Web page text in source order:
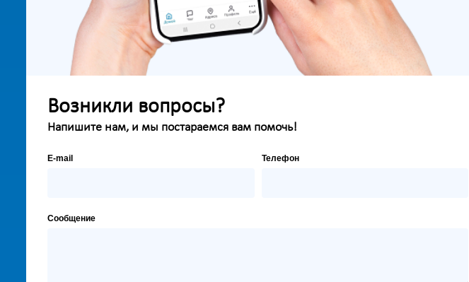
Возникли вопросы?
Напишите нам, и мы постараемся вам помочь!
E-mail Телефон
Сообщение